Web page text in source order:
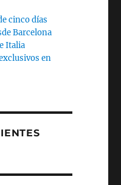
cinco días
Barcelona
Italia
en